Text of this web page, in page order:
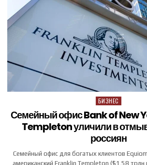
Posted in
БИЗНЕС
Семейный офис Bank of New
Templeton уличили в
россиян
Семейный офис для богатых клиентов
американский Franklin Templeton ($1,58 трлн